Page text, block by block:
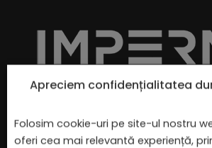
IMPERMA este o companie cu capital
a produce localcădițe de dușși
mineral care rivalizează cu marile
Apreciem confidențialitatea
Folosim cookie-uri pe site-ul nostru
oferi cea mai relevantă experiență,